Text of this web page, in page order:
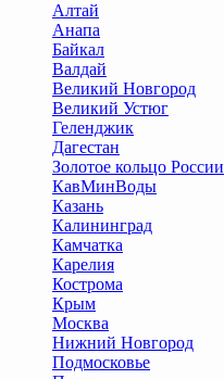
Алтай
Анапа
Байкал
Валдай
Великий Новгород
Великий Устюг
Геленджик
Дагестан
Золотое кольцо России
КавМинВоды
Казань
Калининград
Камчатка
Карелия
Кострома
Крым
Москва
Нижний Новгород
Подмосковье